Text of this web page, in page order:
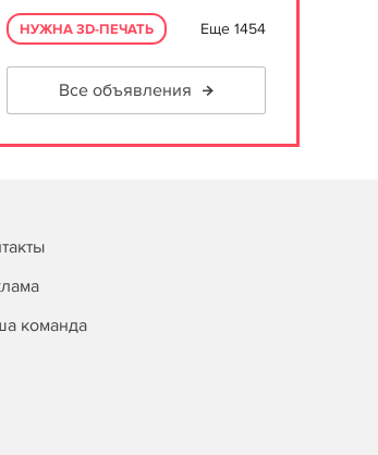
НУЖНА 3D-ПЕЧАТЬ Еще 1454
Все объявления
команда